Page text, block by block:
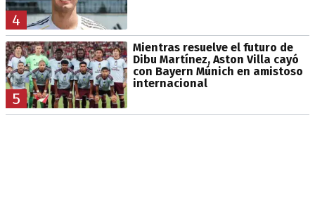
4
5
Mientras resuelve el futuro de
Dibu Martínez, Aston Villa cayó
con Bayern Múnich en amistoso
internacional